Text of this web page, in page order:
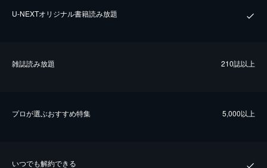
U-NEXTオリジナル書籍読み放題
雑誌読み放題 210誌以上
プロが選ぶおすすめ特集 5,000以上
いつでも解約できる